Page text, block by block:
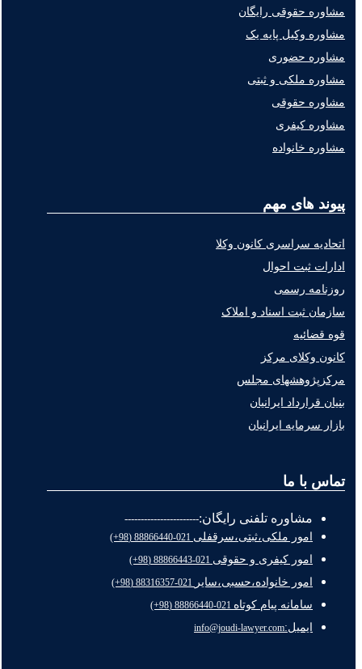
مشاوره حقوقی رایگان
مشاوره وکیل پایه یک
مشاوره حضوری
مشاوره ملکی و ثبتی
مشاوره حقوقی
مشاوره کیفری
مشاوره خانواده
پیوند های مهم
اتحادیه سراسری کانون وکلا
ادارات ثبت احوال
روزنامه رسمی
سازمان ثبت اسناد و املاک
قوه قضائیه
کانون وکلای مرکز
مرکزپژوهشهای مجلس
بنیان قرارداد ایرانیان
بازار سرمایه ایرانیان
تماس با ما
مشاوره تلفنی رایگان:-----------------------
امور ملکی،ثبتی،سرقفلی
امور کیفری و حقوقی
امور خانواده،حسبی،سایر
سامانه پیام کوتاه
ایمیل:info@joudi-lawyer.com